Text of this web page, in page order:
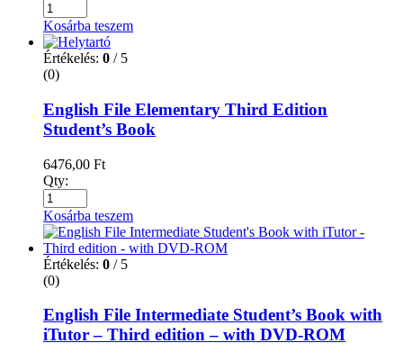
Kosárba teszem
Értékelés: 0 / 5
(0)
English File Elementary Third Edition
Student’s Book
6476,00 Ft
Qty:
Kosárba teszem
Értékelés: 0 / 5
(0)
English File Intermediate Student’s Book with
iTutor – Third edition – with DVD-ROM